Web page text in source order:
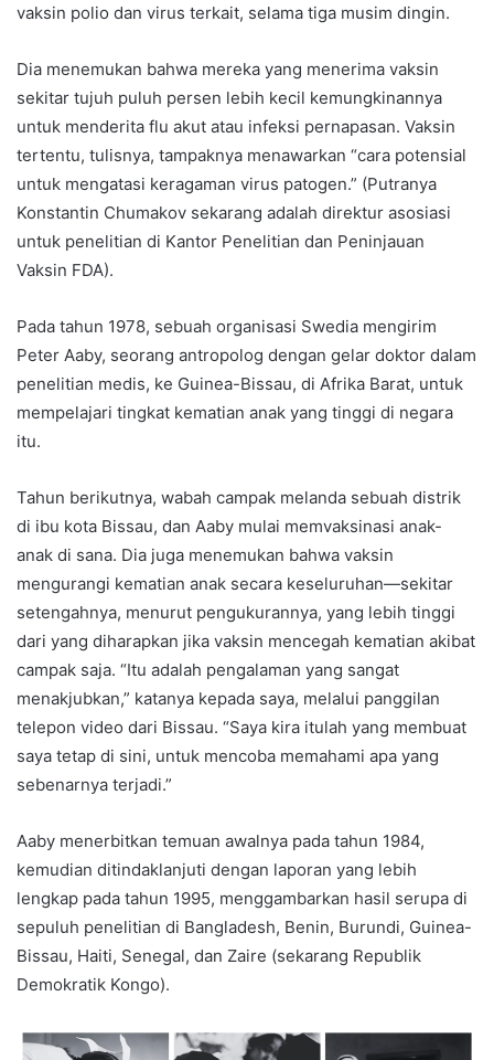
vaksin polio dan virus terkait, selama tiga musim dingin.
Dia menemukan bahwa mereka yang menerima vaksin
sekitar tujuh puluh persen lebih kecil kemungkinannya
untuk menderita flu akut atau infeksi pernapasan. Vaksin
tertentu, tulisnya, tampaknya menawarkan “cara potensial
untuk mengatasi keragaman virus patogen.” (Putranya
Konstantin Chumakov sekarang adalah direktur asosiasi
untuk penelitian di Kantor Penelitian dan Peninjauan
Vaksin FDA).
Pada tahun 1978, sebuah organisasi Swedia mengirim
Peter Aaby, seorang antropolog dengan gelar doktor dalam
penelitian medis, ke Guinea-Bissau, di Afrika Barat, untuk
mempelajari tingkat kematian anak yang tinggi di negara
itu.
Tahun berikutnya, wabah campak melanda sebuah distrik
di ibu kota Bissau, dan Aaby mulai memvaksinasi anak-
anak di sana. Dia juga menemukan bahwa vaksin
mengurangi kematian anak secara keseluruhan—sekitar
setengahnya, menurut pengukurannya, yang lebih tinggi
dari yang diharapkan jika vaksin mencegah kematian akibat
campak saja. “Itu adalah pengalaman yang sangat
menakjubkan,” katanya kepada saya, melalui panggilan
telepon video dari Bissau. “Saya kira itulah yang membuat
saya tetap di sini, untuk mencoba memahami apa yang
sebenarnya terjadi.”
Aaby menerbitkan temuan awalnya pada tahun 1984,
kemudian ditindaklanjuti dengan laporan yang lebih
lengkap pada tahun 1995, menggambarkan hasil serupa di
sepuluh penelitian di Bangladesh, Benin, Burundi, Guinea-
Bissau, Haiti, Senegal, dan Zaire (sekarang Republik
Demokratik Kongo).